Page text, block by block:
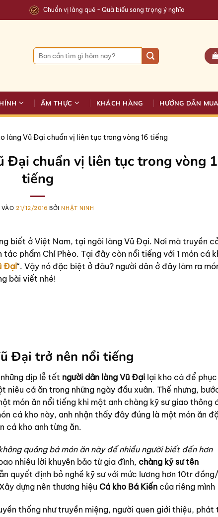
Chuẩn vị làng quê - Quà biếu sang trọng ý nghĩa
Tìm
kiếm:
ẨM THỰC KHÁCH HÀNG HƯỚNG DẪN
làng Vũ Đại chuẩn vị liên tục trong vòng 16 tiếng
Đại chuẩn vị liên tục trong vòng
tiếng
21/12/2016 BỞINHẬT NINH
biết ở Việt Nam, tại ngôi làng Vũ Đại. Nơi mà truyền
phẩm Chí Phèo. Tại đây còn nổi tiếng với 1 món cá
Đại“. Vậy nó đặc biệt ở đâu? người dân ở đây làm ra
bài viết nhé!
Đại trở nên nổi tiếng
dịp lễ tết người dân làng Vũ Đại lại kho cá để
niêu cá ăn trong những ngày đầu xuân. Thế nhưng,
món ăn nổi tiếng khi một anh chàng kỹ sư giao thông
cá kho này, anh nhận thấy đây đúng là một món ăn
cá kho anh từng ăn.
quảng bá món ăn này để nhiều người biết đến hơn
nhiêu lời khuyên bảo từ gia đình, chàng kỹ sư tên
quyết định bỏ nghề kỹ sư với mức lương hơn 10tr đồng/
dựng nên thương hiệu Cá kho Bá Kiến của riêng mình
thống như truyền miệng, người quen giới thiệu, phát